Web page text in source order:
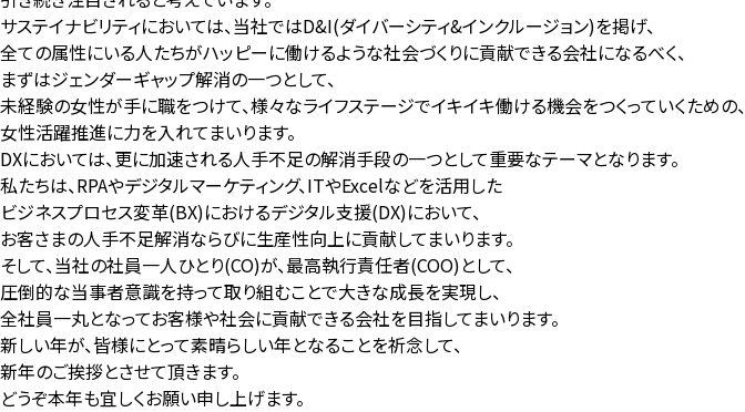
サステイナビリティにおいては、当社ではD&I(ダイバーシティ&インクルージョン)を掲げ、
全ての属性にいる人たちがハッピーに働けるような社会づくりに貢献できる会社になるべく、
まずはジェンダーギャップ解消の一つとして、
未経験の女性が手に職をつけて、様々なライフステージでイキイキ働ける機会をつくっていくための、
女性活躍推進に力を入れてまいります。
DXにおいては、更に加速される人手不足の解消手段の一つとして重要なテーマとなります。
私たちは、RPAやデジタルマーケティング、ITやExcelなどを活用した
ビジネスプロセス変革(BX)におけるデジタル支援(DX)において、
お客さまの人手不足解消ならびに生産性向上に貢献してまいります。
そして、当社の社員一人ひとり(CO)が、最高執行責任者(COO)として、
圧倒的な当事者意識を持って取り組むことで大きな成長を実現し、
全社員一丸となってお客様や社会に貢献できる会社を目指してまいります。
新しい年が、皆様にとって素晴らしい年となることを祈念して、
新年のご挨拶とさせて頂きます。
どうぞ本年も宜しくお願い申し上げます。